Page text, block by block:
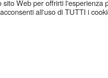
sito Web per offrirti
all'uso di TUTTI i